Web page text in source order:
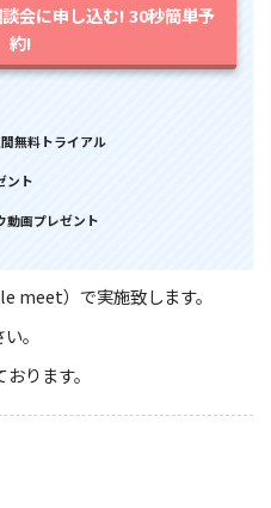
会に申し込む! 30秒簡単予
約!
無料トライアル
ント
動画プレゼント
meet）で実施致します。
。
ります。